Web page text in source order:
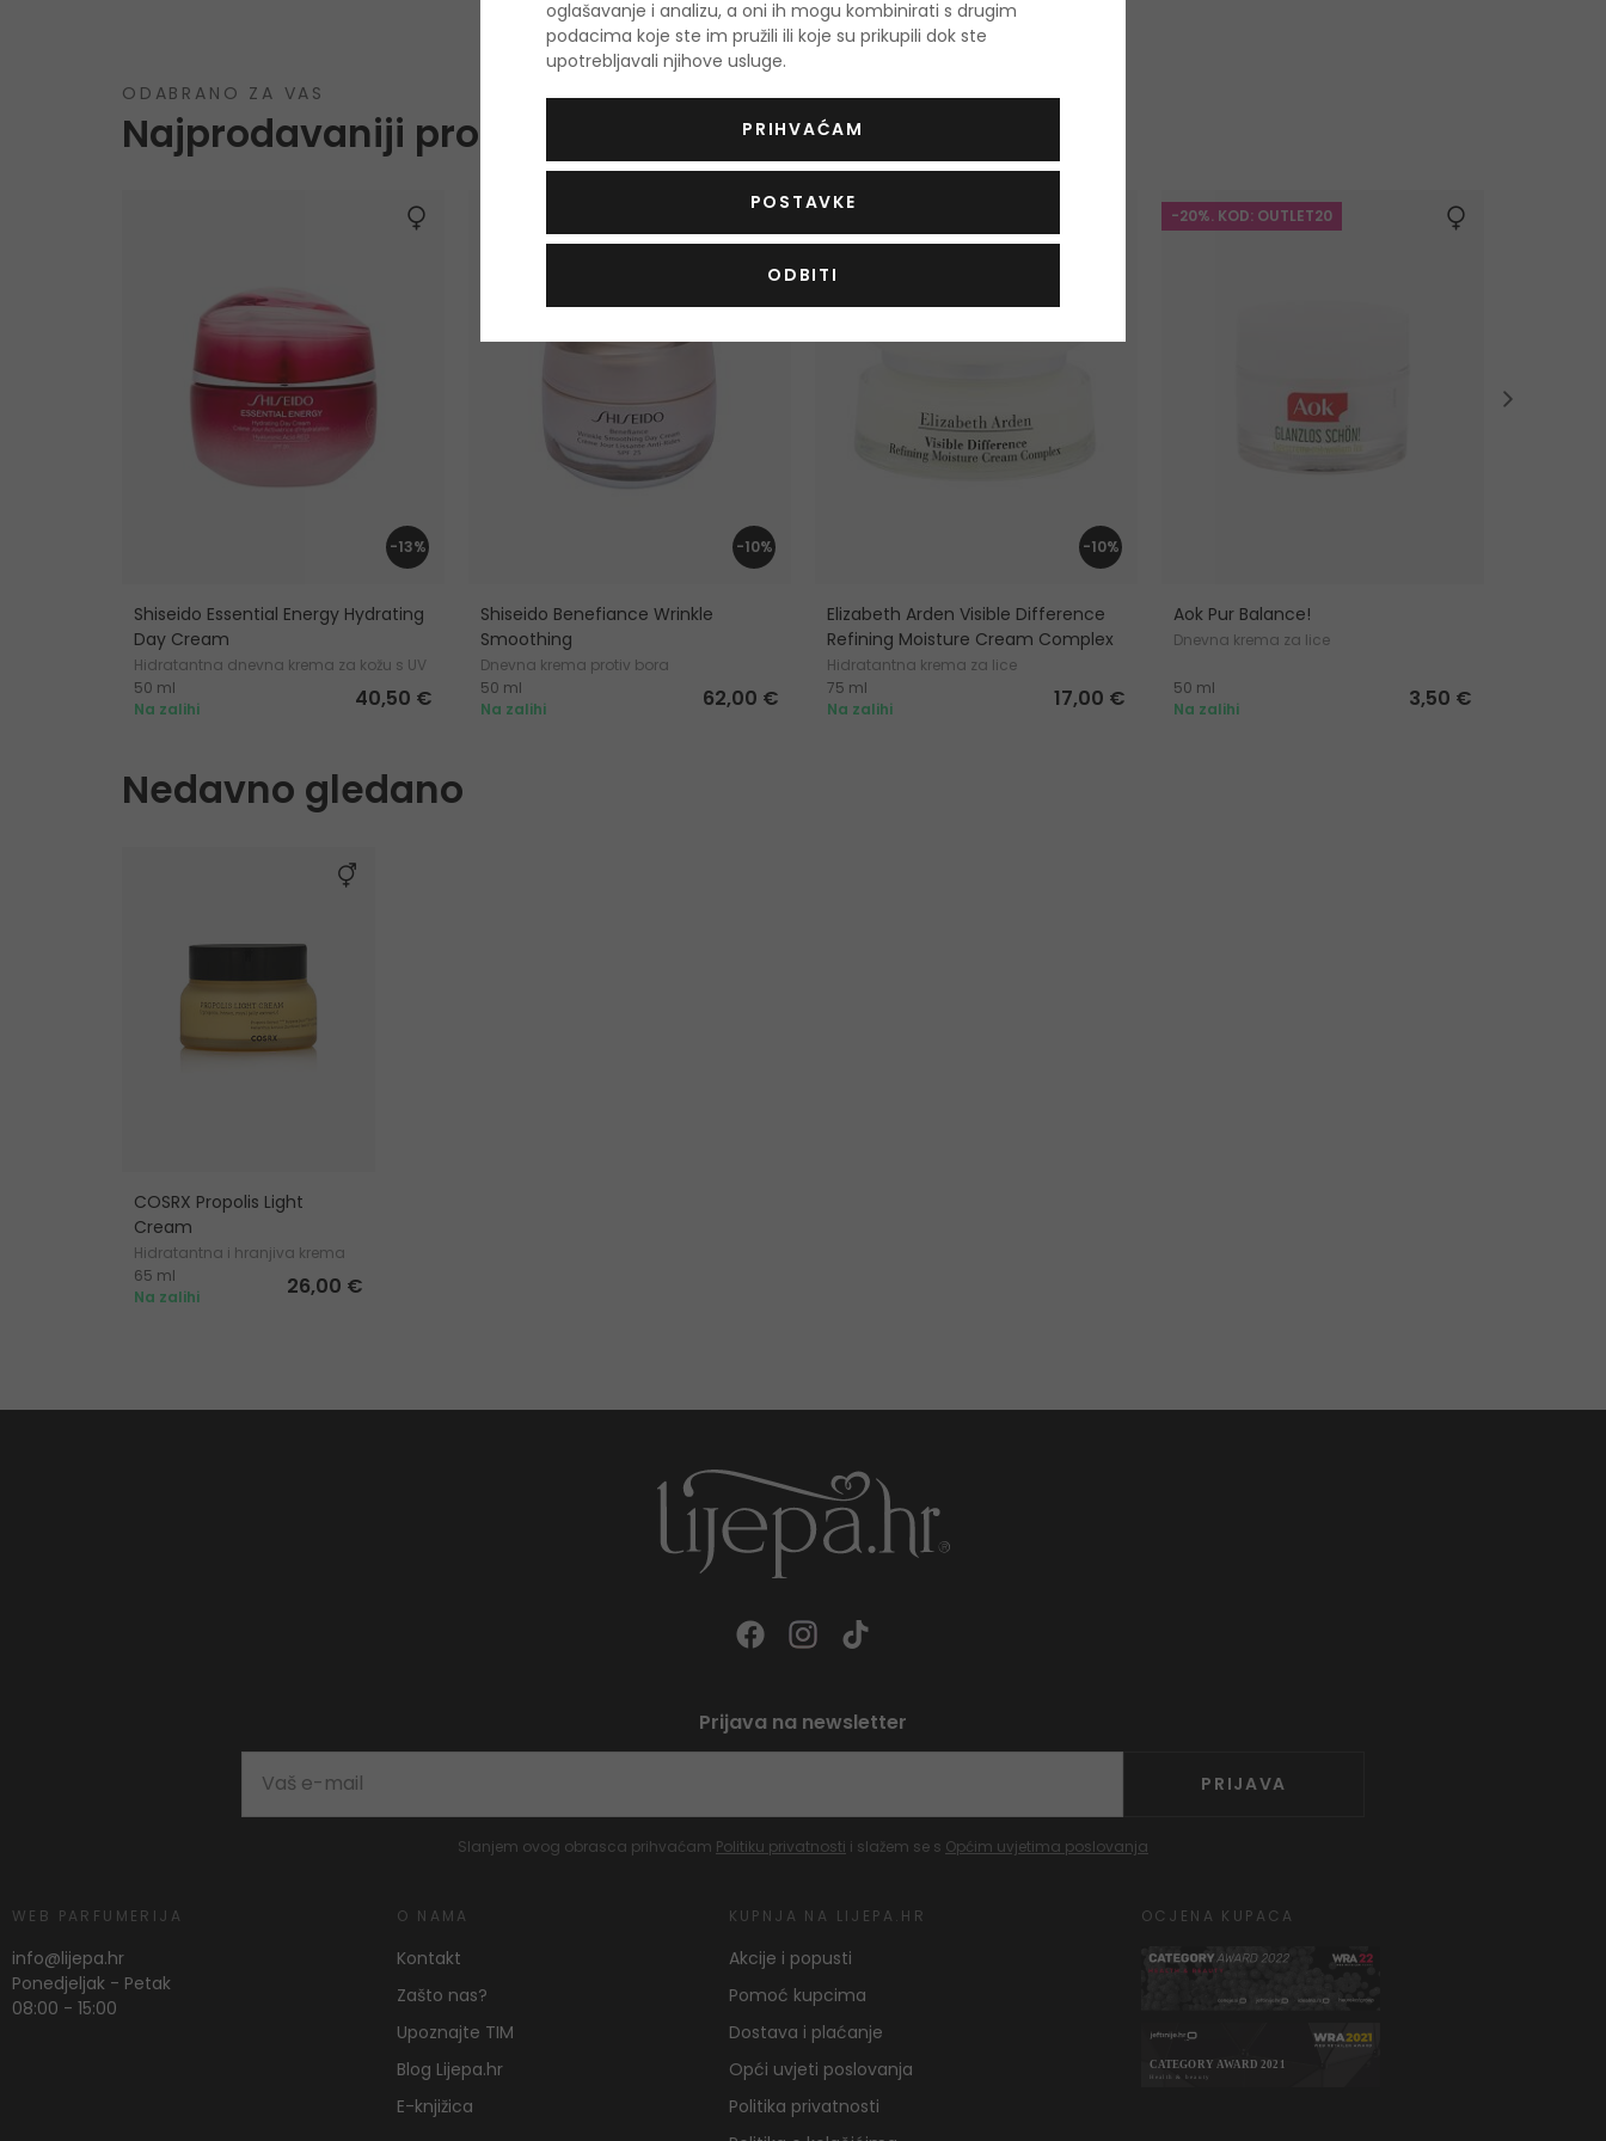
ODABRANO ZA VAS
Najprodavaniji proizvodi
-13%
Shiseido Essential Energy Hydrating
Day Cream
Hidratantna dnevna krema za kožu s UV
zaštitom
50 ml
Na zalihi
40,50 €
-10%
Shiseido Benefiance Wrinkle
Smoothing
Dnevna krema protiv bora
50 ml
Na zalihi
62,00 €
-10%
Elizabeth Arden Visible Difference
Refining Moisture Cream Complex
Hidratantna krema za lice
75 ml
Na zalihi
17,00 €
-20%. KOD: OUTLET20
Aok Pur Balance!
Dnevna krema za lice
50 ml
Na zalihi
3,50 €
Nedavno gledano
COSRX Propolis Light
Cream
Hidratantna i hranjiva krema
za lice
65 ml
Na zalihi
26,00 €
Prijava na newsletter
PRIJAVA
Slanjem ovog obrasca prihvaćam Politiku privatnosti i slažem se s Općim uvjetima poslovanja
WEB PARFUMERIJA
info@lijepa.hr
Ponedjeljak - Petak
08:00 - 15:00
O NAMA
Kontakt
Zašto nas?
Upoznajte TIM
Blog Lijepa.hr
E-knjižica
KUPNJA NA LIJEPA.HR
Akcije i popusti
Pomoć kupcima
Dostava i plaćanje
Opći uvjeti poslovanja
Politika privatnosti
OCJENA KUPACA
oglašavanje i analizu, a oni ih mogu kombinirati s drugim
podacima koje ste im pružili ili koje su prikupili dok ste
upotrebljavali njihove usluge.
PRIHVAĆAM
POSTAVKE
ODBITI